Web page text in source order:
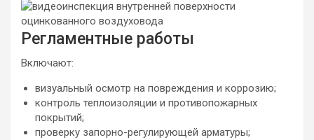
Регламентные работы
Включают:
визуальный осмотр на повреждения и коррозию;
контроль теплоизоляции и противопожарных
покрытий;
проверку запорно-регулирующей арматуры;